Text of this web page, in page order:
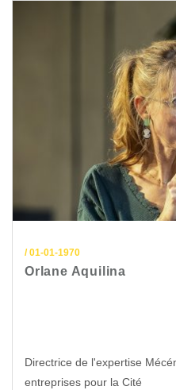
/ 01-01-1970
Orlane Aquilina
Directrice de l'expertise
entreprises pour la Cité